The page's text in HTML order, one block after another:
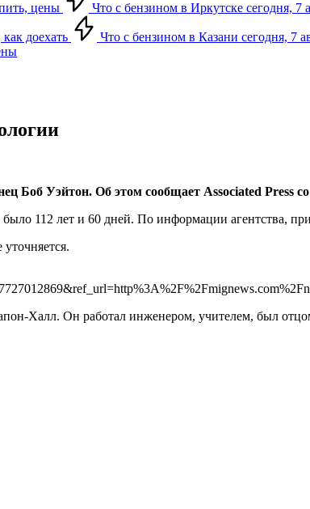
цены Что с бензином в Иркутске сегодня, 7
доехать Что с бензином в Казани сегодня, 7
Боб Уэйтон. Об этом сообщает Associated Press
112 лет и 60 дней. По информации агентства,
Халл. Он работал инженером, учителем, был